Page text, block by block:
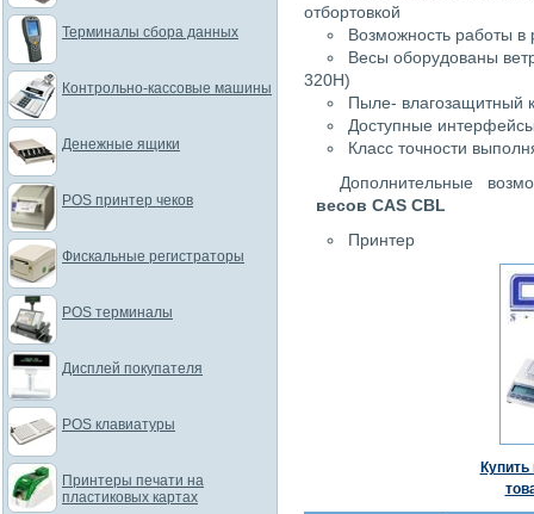
отбортовкой
Возможность работы в
Весы оборудованы
320Н)
Пыле- влагозащитный
Доступные
Класс точности
Дополнительные
весов CAS CBL
Принтер
Терминалы сбора данных
Контрольно-кассовые машины
Денежные ящики
POS принтер чеков
Фискальные регистраторы
POS терминалы
Дисплей покупателя
POS клавиатуры
Принтеры печати на
пластиковых картах